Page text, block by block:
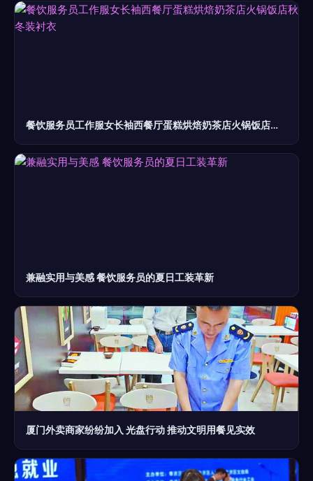
餐饮服务员工作服女长袖西餐厅蛋糕烘焙奶茶店火锅饭店秋冬装衬衣
兼融实用与美感 餐饮服务员的夏日工装革新
厦门外卖商家纷纷加入 光盘行动 推动文明用餐见实效